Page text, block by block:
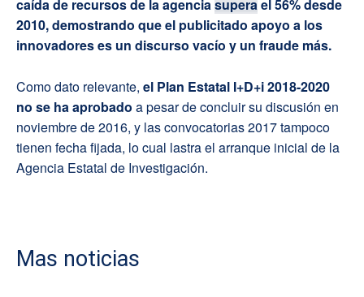
caída de recursos de la agenciasuperael 56% desde
2010, demostrando que el publicitado apoyo a los
innovadores es un discurso vacío y un fraude más.
Como dato relevante, el Plan Estatal I+D+i 2018-2020
no se ha aprobado a pesar de concluir su discusión en
noviembre de 2016, y las convocatorias 2017 tampoco
tienen fecha fijada, lo cual lastra el arranque inicial de la
Agencia Estatal de Investigación.
Mas noticias